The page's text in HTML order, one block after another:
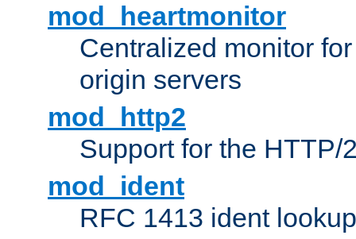
mod_heartmonitor
Centralized monitor
origin servers
mod_http2
Support for the HTTP/
mod_ident
RFC 1413 ident